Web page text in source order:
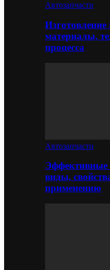
Автозапчасти
материалы,
процесса
Автозапчасти
Эффективные
виды,
применению